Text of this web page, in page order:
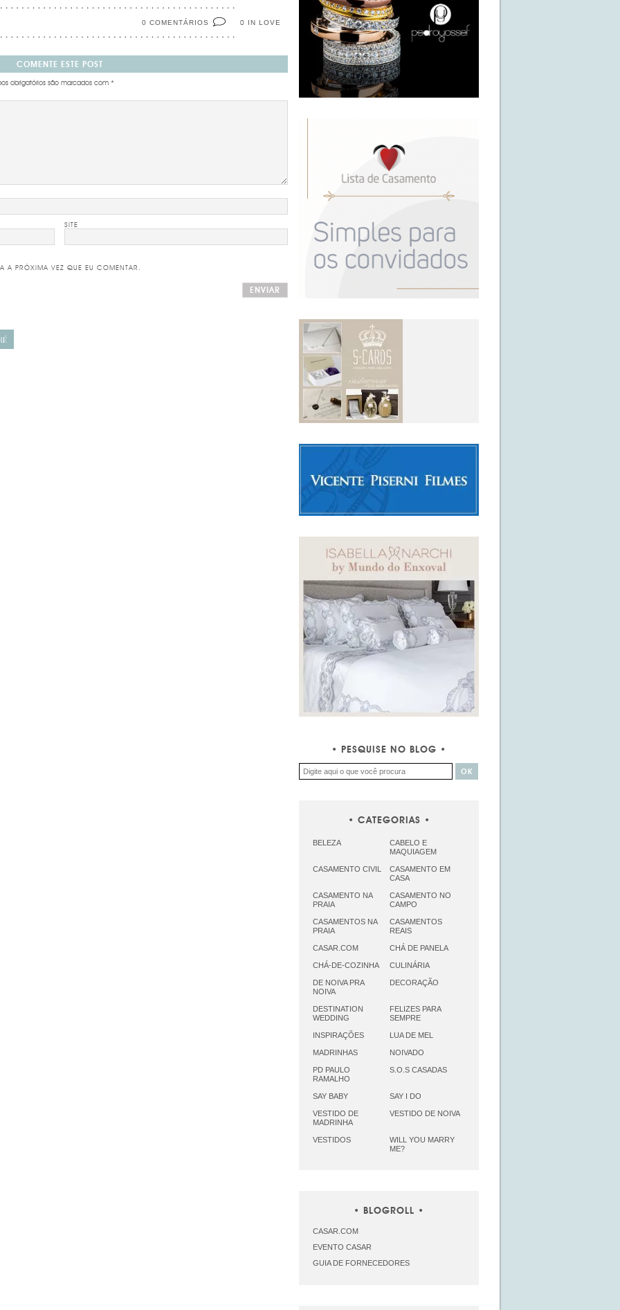
0 IN LOVE
0 COMENTÁRIOS
COMENTE ESTE POST
obrigatórios são marcados com *
SITE
A PRÓXIMA VEZ QUE EU COMENTAR.
PESQUISE NO BLOG
CATEGORIAS
BELEZA
CABELO E
MAQUIAGEM
CASAMENTO CIVIL
CASAMENTO EM
CASA
CASAMENTO NA
PRAIA
CASAMENTO NO
CAMPO
CASAMENTOS NA
PRAIA
CASAMENTOS
REAIS
CASAR.COM CHÁ DE PANELA
CHÁ-DE-COZINHA CULINÁRIA
DE NOIVA PRA
NOIVA
DECORAÇÃO
DESTINATION
WEDDING
FELIZES PARA
SEMPRE
INSPIRAÇÕES LUA DE MEL
MADRINHAS NOIVADO
PD PAULO
RAMALHO
S.O.S CASADAS
SAY BABY SAY I DO
VESTIDO DE
MADRINHA
VESTIDO DE NOIVA
VESTIDOS
WILL YOU MARRY
ME?
BLOGROLL
CASAR.COM
EVENTO CASAR
GUIA DE FORNECEDORES